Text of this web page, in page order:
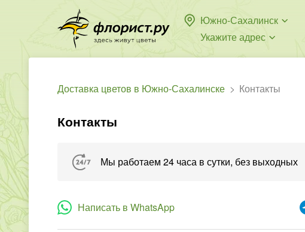
Южно-Сахалинск
Укажите адрес
Доставка цветов в Южно-Сахалинске Контакты
Контакты
Мы работаем 24 часа в сутки, без выходных
Написать в WhatsApp